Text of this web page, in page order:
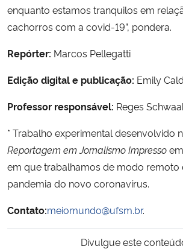
enquanto estamos tranquilos em
cachorros com a covid-19”, pondera.
Repórter: Marcos Pellegatti
Edição digital e publicação: Emily
Professor responsável: Reges
* Trabalho experimental desenvolvido
Reportagem em Jornalismo Impresso
em que trabalhamos de modo remoto
pandemia do novo coronavírus.
Contato:meiomundo@ufsm.br.
Divulgue este